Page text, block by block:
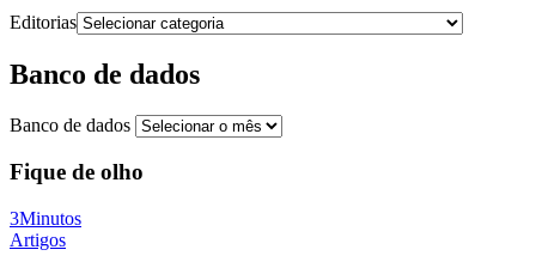
Editorias
Banco de dados
Banco de dados
Fique de olho
3Minutos
Artigos